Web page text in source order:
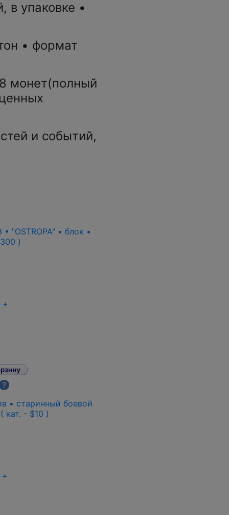
в упаковке •
• формат
монет(полный
и событий,
• "OSTROPA" • блок •
)
+
?
• старинный боевой
кат. - $10 )
+